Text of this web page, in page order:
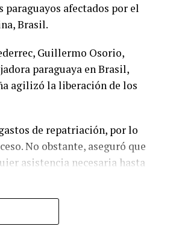
afectados por el
Brasil.
Guillermo Osorio,
paraguaya en Brasil,
agilizó la liberación de los
de repatriación, por lo
No obstante, aseguró que
asistencia necesaria hasta
médica retornarán este
fuera postergado.